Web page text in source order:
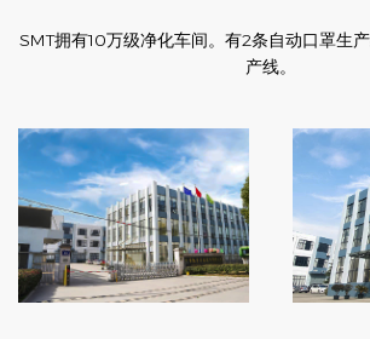
SMT拥有10万级净化车间。有2条自动口罩生
产线。